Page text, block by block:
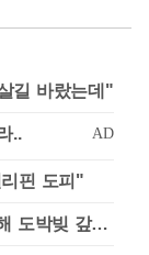
길 바랐는데"
핀 도피"
차가원 "MC몽에 400억 뜯겨…백현 위해 도박빚 갚아줘"